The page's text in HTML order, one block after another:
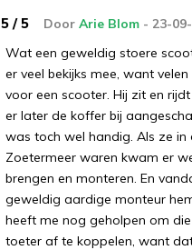
DoorArie Blom - 23-
5 / 5
Wat een geweldig stoere
er veel bekijks mee, want
voor een scooter. Hij zit en rijdt
er later de koffer bij
was toch wel handig. Als ze in
Zoetermeer waren kwam er
brengen en monteren. En
geweldig aardige monteur
heeft me nog geholpen om
toeter af te koppelen, want